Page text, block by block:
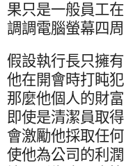
果只是一般員工
調調電腦螢幕四
假設執行長只擁
他在開會時打盹
那麼他個人的財
即使是清潔員取
會激勵他採取任
使他為公司的利